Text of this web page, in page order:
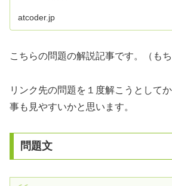
atcoder.jp
こちらの問題の解説記事です。（も
リンク先の問題を１度解こうとして
事も見やすいかと思います。
問題文